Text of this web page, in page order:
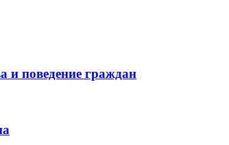
и поведение граждан